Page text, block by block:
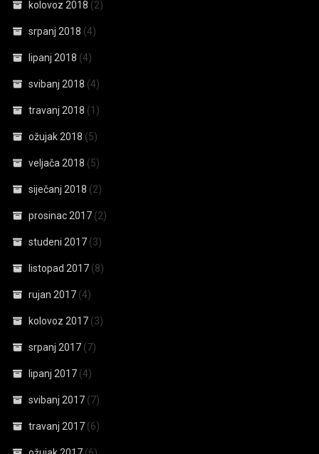
kolovoz 2018 (2)
srpanj 2018 (4)
lipanj 2018 (4)
svibanj 2018 (4)
travanj 2018 (1)
ožujak 2018 (5)
veljača 2018 (5)
siječanj 2018 (2)
prosinac 2017 (2)
studeni 2017 (3)
listopad 2017 (8)
rujan 2017 (4)
kolovoz 2017 (3)
srpanj 2017 (7)
lipanj 2017 (4)
svibanj 2017 (7)
travanj 2017 (6)